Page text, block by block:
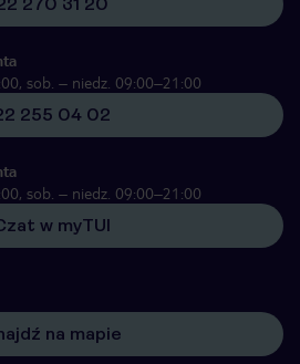
sob. – niedz. 09:00–21:00
255 04 02
sob. – niedz. 09:00–21:00
w myTUI
na mapie